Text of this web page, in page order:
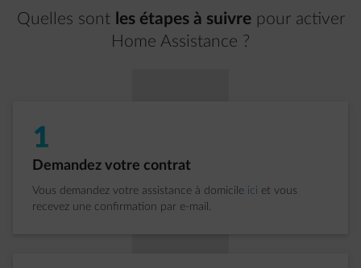
Quelles sont les étapes à suivrepour activer
Home Assistance ?
1
Étape 1 sur 5:
Demandez votre contrat
Vous demandez votre assistance à domicile ici et vous
recevez une confirmation par e-mail.